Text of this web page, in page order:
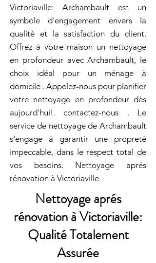
Victoriaville: Archambault est un
symbole d'engagement envers la
qualité et la satisfaction du client.
Offrez à votre maison un nettoyage
en profondeur avec Archambault, le
choix idéal pour un ménage à
domicile . Appelez-nous pour planifier
votre nettoyage en profondeur dès
aujourd'hui!. contactez-nous . Le
service de nettoyage de Archambault
s'engage à garantir une propreté
impeccable, dans le respect total de
vos besoins. Nettoyage aprés
rénovation à Victoriaville
Nettoyage aprés
rénovation à Victoriaville:
Qualité Totalement
Assurée